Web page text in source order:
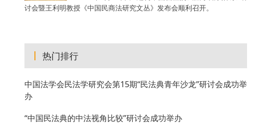
讨会暨王利明教授《中国民商法研究文丛》发布会顺利召开。
热门排行
中国法学会民法学研究会第15期“民法典青年沙龙”研讨会成功举
办
“中国民法典的中法视角比较”研讨会成功举办